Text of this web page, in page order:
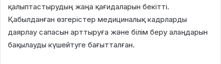
қалыптастырудың жаңа қағидаларын бекітті.
Қабылданған өзгерістер медициналық кадрларды
даярлау сапасын арттыруға және білім беру алаңдарын
бақылауды күшейтуге бағытталған.